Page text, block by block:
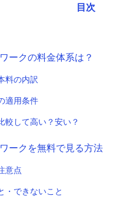
目次
ークの料金体系は？
料の内訳
適用条件
較して高い？安い？
ークを無料で見る方法
意点
・できないこと